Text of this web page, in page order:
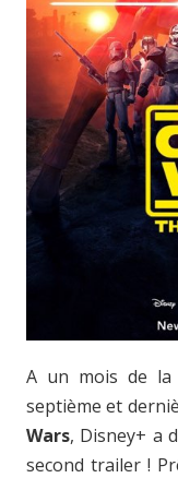
A un mois de la
septième et
Wars, Disney+ a
second trailer !